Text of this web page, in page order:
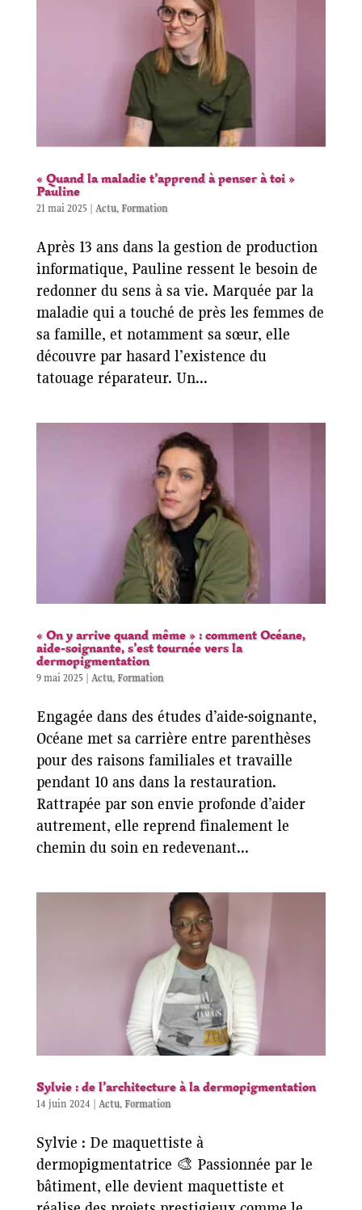
« Quand la maladie t’apprend à penser à toi »
Pauline
21 mai 2025 | Actu, Formation
Après 13 ans dans la gestion de production
informatique, Pauline ressent le besoin de
redonner du sens à sa vie. Marquée par la
maladie qui a touché de près les femmes de
sa famille, et notamment sa sœur, elle
découvre par hasard l’existence du
tatouage réparateur. Un...
« On y arrive quand même » : comment Océane,
aide-soignante, s’est tournée vers la
dermopigmentation
9 mai 2025 | Actu, Formation
Engagée dans des études d’aide-soignante,
Océane met sa carrière entre parenthèses
pour des raisons familiales et travaille
pendant 10 ans dans la restauration.
Rattrapée par son envie profonde d’aider
autrement, elle reprend finalement le
chemin du soin en redevenant...
Sylvie : de l’architecture à la dermopigmentation
14 juin 2024| Actu, Formation
Sylvie : De maquettiste à
dermopigmentatrice 🎨 Passionnée par le
bâtiment, elle devient maquettiste et